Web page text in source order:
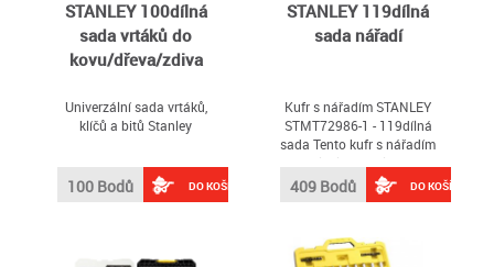
STANLEY 100dílná
sada vrtáků do
kovu/dřeva/zdiva
Univerzální sada vrtáků,
klíčů a bitů Stanley
100 Bodů DO KOŠÍKU
STANLEY 119dílná
sada nářadí
Kufr s nářadím STANLEY
STMT72986-1 - 119dílná
sada Tento kufr s nářadím
je spolehlivou volbou pro
každodenní údržbu, od
domácích oprav až po
hobby řemeslníky i
profesionály
409 Bodů DO KOŠÍKU